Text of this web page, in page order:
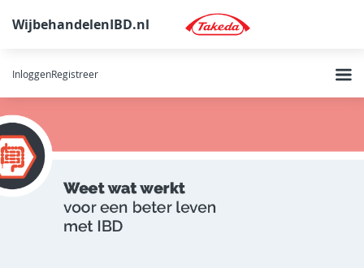
WijbehandelenIBD.nl
InloggenRegistreer